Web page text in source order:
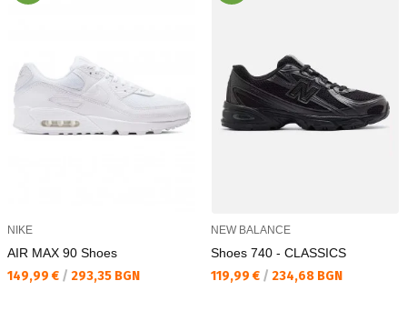
NIKE
AIR MAX 90 Shoes
Текуща цена:
149,99 € / 293,35 BGN
NEW BALANCE
Shoes 740 - CLASSICS
Текуща цена:
119,99 € / 234,68 BGN